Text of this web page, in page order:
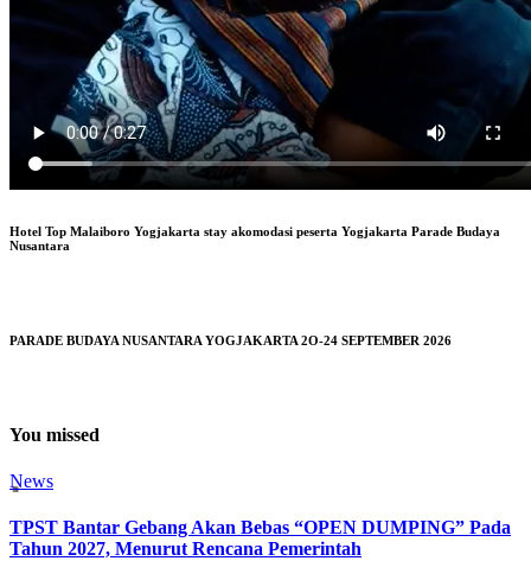
Hotel Top Malaiboro Yogjakarta stay akomodasi peserta Yogjakarta Parade Budaya
Nusantara
PARADE BUDAYA NUSANTARA YOGJAKARTA 2O-24 SEPTEMBER 2026
You missed
News
TPST Bantar Gebang Akan Bebas “OPEN DUMPING” Pada
Tahun 2027, Menurut Rencana Pemerintah